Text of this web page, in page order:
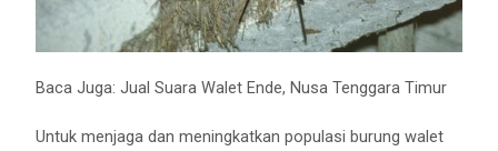
Baca Juga:Jual Suara Walet Ende, Nusa Tenggara Timur
Untuk menjaga dan meningkatkan populasi burung walet